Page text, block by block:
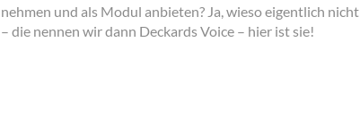
nehmen und als Modul anbieten? Ja, wieso eigentlich nicht
– die nennen wir dann Deckards Voice – hier ist sie!